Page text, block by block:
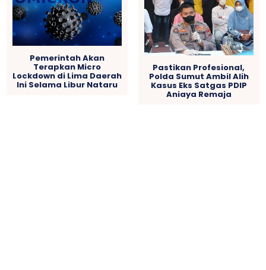
Pemerintah Akan
Terapkan Micro
Lockdown di Lima Daerah
Ini Selama Libur Nataru
Pastikan Profesional,
Polda Sumut Ambil Alih
Kasus Eks Satgas PDIP
Aniaya Remaja